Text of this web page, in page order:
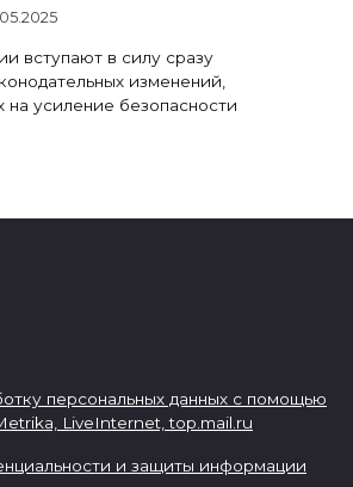
вступают в силу сразу
изменений,
на усиление безопасности
персональных данных с помощью
LiveInternet,top.mail.ru
и защиты информации